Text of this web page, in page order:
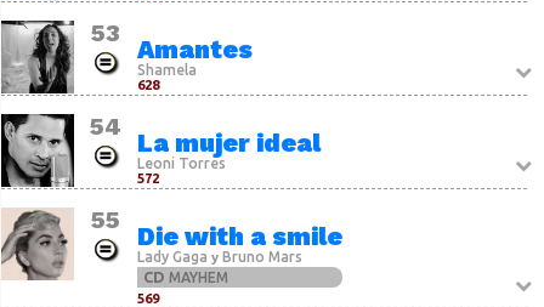
53
Amantes
Shamela
628
54
La mujer ideal
Leoni Torres
572
55
Die with a smile
Lady Gaga y Bruno Mars
CD MAYHEM
569